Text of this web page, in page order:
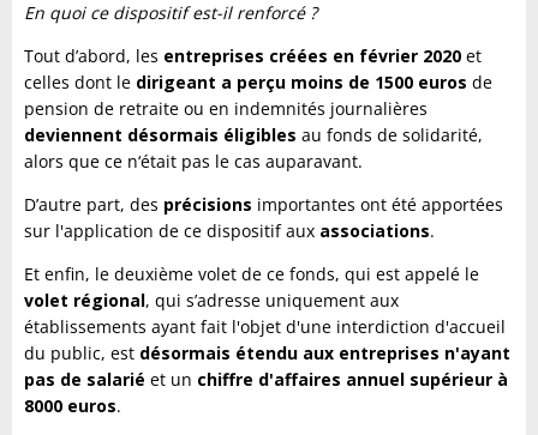
En quoi ce dispositif est-il renforcé ?
Tout d’abord, les entreprises créées en février 2020 et
celles dont le dirigeant a perçu moins de 1500 euros de
pension de retraite ou en indemnités journalières
deviennent désormais éligibles au fonds de solidarité,
alors que ce n‘était pas le cas auparavant.
D’autre part, des précisions importantes ont été apportées
sur l'application de ce dispositif aux associations.
Et enfin, le deuxième volet de ce fonds, qui est appelé le
volet régional, qui s’adresse uniquement aux
établissements ayant fait l'objet d'une interdiction d'accueil
du public, est désormais étendu aux entreprises n'ayant
pas de salarié et un chiffre d'affaires annuel supérieur à
8000 euros.